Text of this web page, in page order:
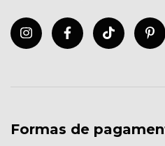
Formas de